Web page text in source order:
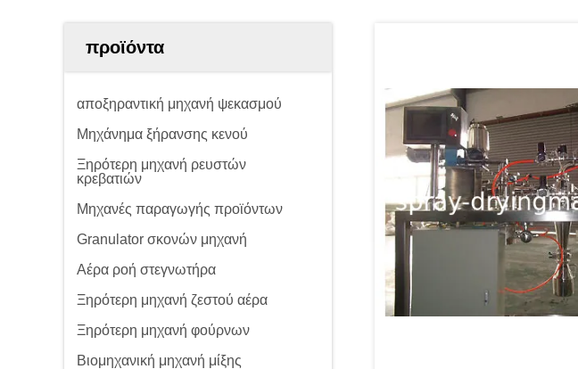
προϊόντα
αποξηραντική μηχανή ψεκασμού
Μηχάνημα ξήρανσης κενού
Ξηρότερη μηχανή ρευστών
κρεβατιών
Μηχανές παραγωγής προϊόντων
Granulator σκονών μηχανή
Αέρα ροή στεγνωτήρα
Ξηρότερη μηχανή ζεστού αέρα
Ξηρότερη μηχανή φούρνων
Βιομηχανική μηχανή μίξης